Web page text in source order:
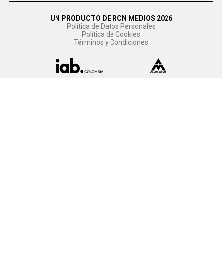
UN PRODUCTO DE RCN MEDIOS 2026
Política de Datos Personales
Política de Cookies
Términos y Condiciones